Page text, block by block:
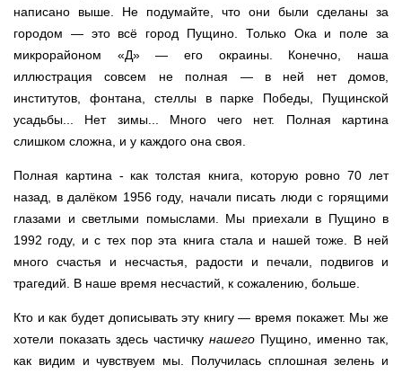
написано выше. Не подумайте, что они были сделаны за
городом — это всё город Пущино. Только Ока и поле за
микрорайоном «Д» — его окраины. Конечно, наша
иллюстрация совсем не полная — в ней нет домов,
институтов, фонтана, стеллы в парке Победы, Пущинской
усадьбы... Нет зимы... Много чего нет. Полная картина
слишком сложна, и у каждого она своя.
Полная картина - как толстая книга, которую ровно 70 лет
назад, в далёком 1956 году, начали писать люди с горящими
глазами и светлыми помыслами. Мы приехали в Пущино в
1992 году, и с тех пор эта книга стала и нашей тоже. В ней
много счастья и несчастья, радости и печали, подвигов и
трагедий. В наше время несчастий, к сожалению, больше.
Кто и как будет дописывать эту книгу — время покажет. Мы же
хотели показать здесь частичку нашего Пущино, именно так,
как видим и чувствуем мы. Получилась сплошная зелень и